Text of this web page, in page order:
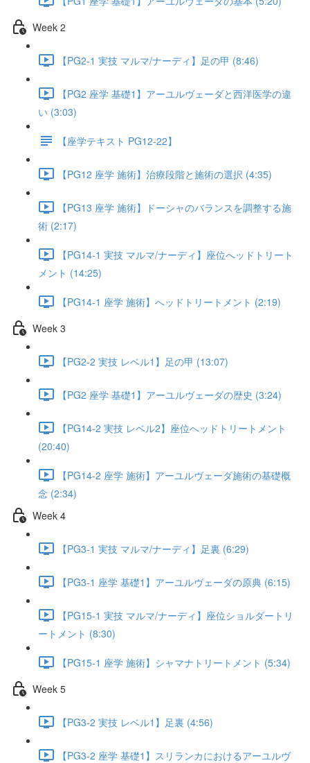
Week 2
【PG2-1 実技 マルマ/ナーディ】足の甲 (8:46)
【PG2 座学 基礎1】アーユルヴェーダと西洋医学の違
い (3:03)
【座学テキスト PG12-22】
【PG12 座学 施術】治療段階と施術の選択 (4:35)
【PG13 座学 施術】ドーシャのバランスを調整する施
術 (2:17)
【PG14-1 実技 マルマ/ナーディ】座位へッドトリート
メント (14:25)
【PG14-1 座学 施術】へッドトリートメント (2:19)
Week 3
【PG2-2 実技 レベル1】足の甲 (13:07)
【PG2 座学 基礎1】アーユルヴェーダの歴史 (3:24)
【PG14-2 実技 レベル2】座位へッドトリートメント
(20:40)
【PG14-2 座学 施術】アーユルヴェーダ施術の基礎概
念 (2:34)
Week 4
【PG3-1 実技 マルマ/ナーディ】足裏 (6:29)
【PG3-1 座学 基礎1】アーユルヴェーダの原典 (6:15)
【PG15-1 実技 マルマ/ナーディ】座位ショルダートリ
ートメント (8:30)
【PG15-1 座学 施術】シャマナトリートメント (5:34)
Week 5
【PG3-2 実技 レベル1】足裏 (4:56)
【PG3-2 座学 基礎1】スリランカにおけるアーユルヴ